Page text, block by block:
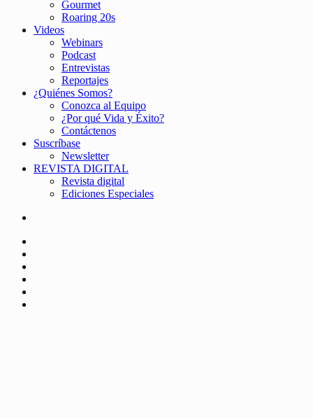
Gourmet
Roaring 20s
Videos
Webinars
Podcast
Entrevistas
Reportajes
¿Quiénes Somos?
Conozca al Equipo
¿Por qué Vida y Éxito?
Contáctenos
Suscríbase
Newsletter
REVISTA DIGITAL
Revista digital
Ediciones Especiales